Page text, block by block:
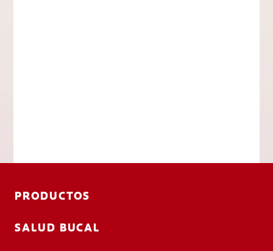
PRODUCTOS
SALUD BUCAL